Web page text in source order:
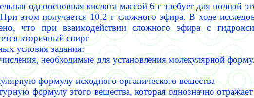
одноосновная кислота массой 6 г требует для полной
этом получается 10,2 г сложного эфира.В ходе
что при взаимодействии сложного эфира с
вторичный спирт
условия задания:
необходимые для установления молекулярной
формулу исходного органического вещества
формулу этого вещества, которая однозначно